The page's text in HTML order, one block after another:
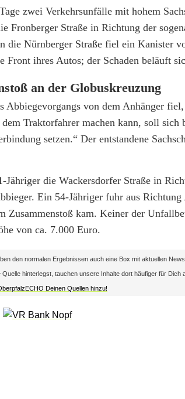
zwei Verkehrsunfälle mit hohem
Fronberger Straße in Richtung der
Nürnberger Straße fiel ein Kanister
ihres Autos; der Schaden beläuft
an der Globuskreuzung
von dem Anhänger
Traktorfahrer machen kann, soll
setzen.“ Der entstandene
die Wackersdorfer Straße in
Ein 54-Jähriger fuhr aus
Zusammenstoß kam. Keiner der
von ca. 7.000 Euro.
den normalen Ergebnissen auch eine Box mit aktuellen News
hinterlegst, tauchen unsere Inhalte dort häufiger für Dich
Deinen Quellen hinzu!